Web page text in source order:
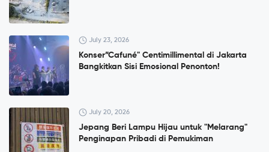
July 23, 2026
Konser”Cafuné" Centimillimental di Jakarta
Bangkitkan Sisi Emosional Penonton!
July 20, 2026
Jepang Beri Lampu Hijau untuk "Melarang"
Penginapan Pribadi di Pemukiman